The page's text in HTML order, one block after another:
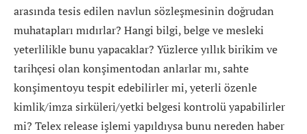
arasında tesis edilen navlun sözleşmesinin doğrudan
muhatapları mıdırlar? Hangi bilgi, belge ve mesleki
yeterlilikle bunu yapacaklar? Yüzlerce yıllık birikim ve
tarihçesi olan konşimentodan anlarlar mı, sahte
konşimentoyu tespit edebilirler mi, yeterli özenle
kimlik/imza sirküleri/yetki belgesi kontrolü yapabilirler
mi? Telex release işlemi yapıldıysa bunu nereden haber